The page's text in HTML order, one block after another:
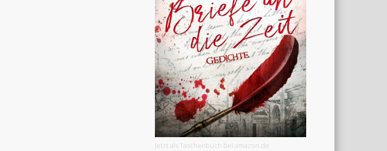
Jetzt als Taschenbuch bei amazon.de